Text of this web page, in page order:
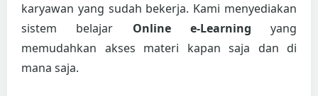
karyawan yang sudah bekerja. Kami menyediakan
sistem belajar Online e-Learning yang
memudahkan akses materi kapan saja dan di
mana saja.